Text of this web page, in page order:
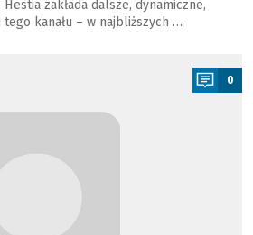
zakłada dalsze, dynamiczne,
kanału – w najbliższych …
0